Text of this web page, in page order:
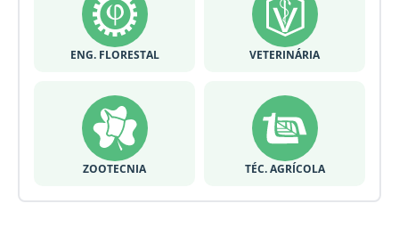
ENG. FLORESTAL VETERINÁRIA
ZOOTECNIA TÉC. AGRÍCOLA